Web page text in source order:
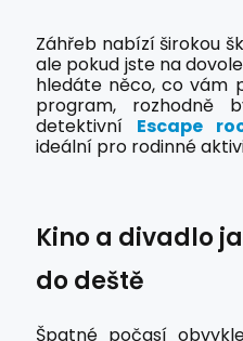
Záhřeb nabízí širokou
ale pokud jste na
hledáte něco, co vám
program, rozhodně
detektivní Escape
ideální pro rodinné
Kino a divadlo
do deště
Špatné počasí